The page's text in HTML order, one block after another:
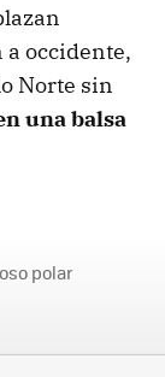
occidente,
Norte sin
una balsa
oso polar